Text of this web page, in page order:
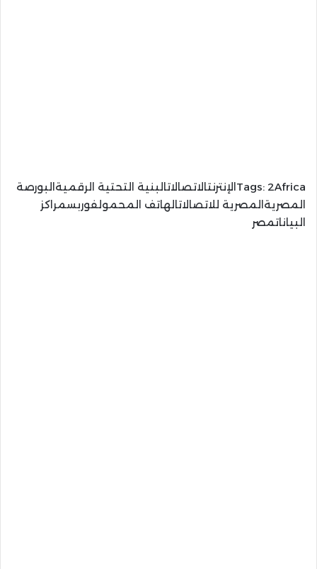
Tags:2Africaالإنترنتالاتصالاتالبنية التحتية الرقميةالبورصة
المصريةالمصرية للاتصالاتالهاتف المحمولفوربسمراكز
البياناتمصر